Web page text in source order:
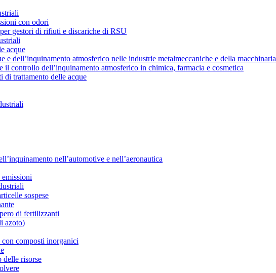
con odori
gestori di rifiuti e discariche di RSU
acque
e dell’inquinamento atmosferico nelle industrie metalmeccaniche e della macchinaria
il controllo dell’inquinamento atmosferico in chimica, farmacia e cosmetica
di trattamento delle acque
nell’automotive e nell’aeronautica
sospese
di fertilizzanti
azoto)
composti inorganici
delle risorse